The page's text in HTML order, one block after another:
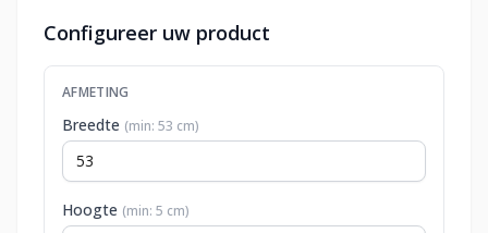
Configureer uw product
AFMETING
Breedte (min: 53 cm)
Hoogte (min: 5 cm)